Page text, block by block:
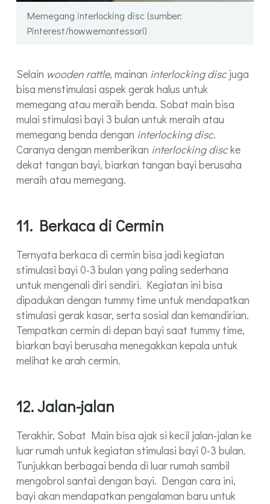
Memegang interlocking disc (sumber:
Pinterest/howwemontessori)
Selain wooden rattle, mainan interlocking discjuga
bisa menstimulasi aspek gerak halus untuk
memegang atau meraih benda. Sobat main bisa
mulai stimulasi bayi 3 bulan untuk meraih atau
memegang benda dengan interlocking disc.
Caranya dengan memberikan interlocking discke
dekat tangan bayi, biarkan tangan bayi berusaha
meraih atau memegang.
11. Berkaca di Cermin
Ternyata berkaca di cermin bisa jadi kegiatan
stimulasi bayi 0-3 bulan yang paling sederhana
untuk mengenali diri sendiri. Kegiatan ini bisa
dipadukan dengan tummy time untuk mendapatkan
stimulasi gerak kasar, serta sosial dan kemandirian.
Tempatkan cermin di depan bayi saat tummy time,
biarkan bayi berusaha menegakkan kepala untuk
melihat ke arah cermin.
12. Jalan-jalan
Terakhir, Sobat Main bisa ajak si kecil jalan-jalan ke
luar rumah untuk kegiatan stimulasi bayi 0-3 bulan.
Tunjukkan berbagai benda di luar rumah sambil
mengobrol santai dengan bayi. Dengan cara ini,
bayi akan mendapatkan pengalaman baru untuk